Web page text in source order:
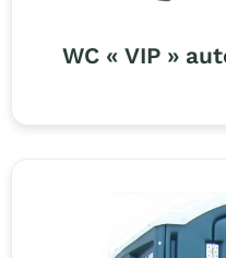
WC « VIP »